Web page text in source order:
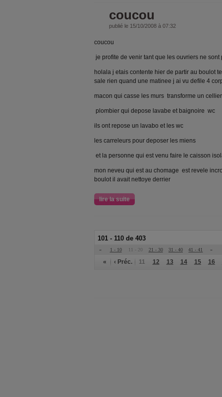
coucou
publié le 15/10/2008 à 07:32
coucou
je profite de venir tant que les ouvriers ne sont
holala j etais contente hier de partir au
sale rien quand une matinee j ai vu defile 4
macon qui casse les murs transforme un
plombier qui depose lavabe et baignoire wc
ils ont repose un lavabo et les wc
les carreleurs pour deposer les miens
et la personne qui est venu faire le caisson
mon neveu qui est au chomage est revele
boulot il avait nettoye derrier
lire la suite
101 - 110 de 403
« 1 - 10 11 - 20 21 - 30 31 - 40 41 - 41 »
« ‹ Préc. 11 12 13 14 15 16